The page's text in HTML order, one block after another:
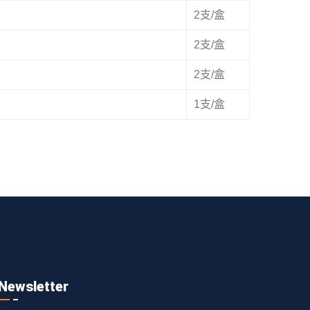
2支/盒
2支/盒
2支/盒
1支/盒